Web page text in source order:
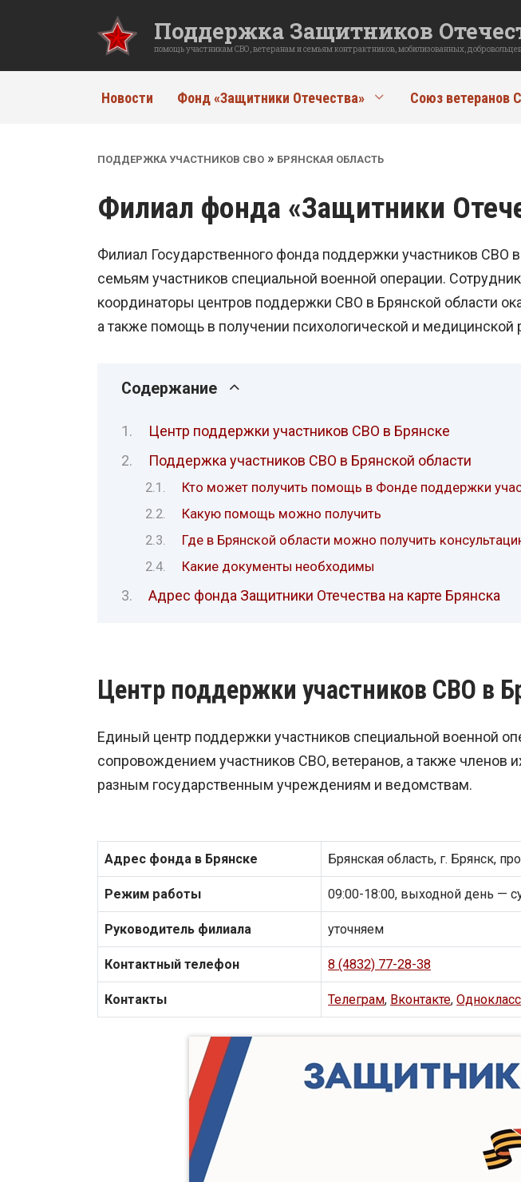
Поддержка Защитников
помощь участникам СВО, ветеранам и семьям контрактников, мобилизованных,
Новости Фонд «Защитники Отечества» Союз ветеранов
ПОДДЕРЖКА УЧАСТНИКОВ СВО » БРЯНСКАЯ ОБЛАСТЬ
Филиал фонда «Защитники
Филиал Государственного фонда поддержки участников СВО
семьям участников специальной военной операции.
координаторы центров поддержки СВО в Брянской области
а также помощь в получении психологической и медицинской
Содержание
Центр поддержки участников СВО в Брянске
Поддержка участников СВО в Брянской области
Кто может получить помощь в Фонде поддержки
Какую помощь можно получить
Где в Брянской области можно получить
Какие документы необходимы
Адрес фонда Защитники Отечества на карте Брянска
Центр поддержки участников СВО в
Единый центр поддержки участников специальной военной
сопровождением участников СВО, ветеранов, а также членов
разным государственным учреждениям и ведомствам.
Адрес фонда в Брянске Брянская область, г. Брянск,
Режим работы 09:00-18:00, выходной день —
Руководитель филиала уточняем
Контактный телефон 8 (4832) 77-28-38
Контакты Телеграм, Вконтакте,